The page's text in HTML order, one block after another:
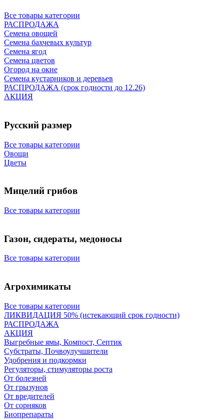
Все товары категории
РАСПРОДАЖА
Семена овощей
Семена бахчевых культур
Семена ягод
Семена цветов
Огород на окне
Семена кустарников и деревьев
РАСПРОДАЖА (срок годности до 12.26)
АКЦИЯ
Русский размер
Все товары категории
Овощи
Цветы
Мицелий грибов
Все товары категории
Газон, сидераты, медоносы
Все товары категории
Агрохимикаты
Все товары категории
ЛИКВИДАЦИЯ 50% (истекающий срок годности)
РАСПРОДАЖА
АКЦИЯ
Выгребные ямы, Компост, Септик
Субстраты, Почвоулучшители
Удобрения и подкормки
Регуляторы, стимуляторы роста
От болезней
От грызунов
От вредителей
От сорняков
Биопрепараты